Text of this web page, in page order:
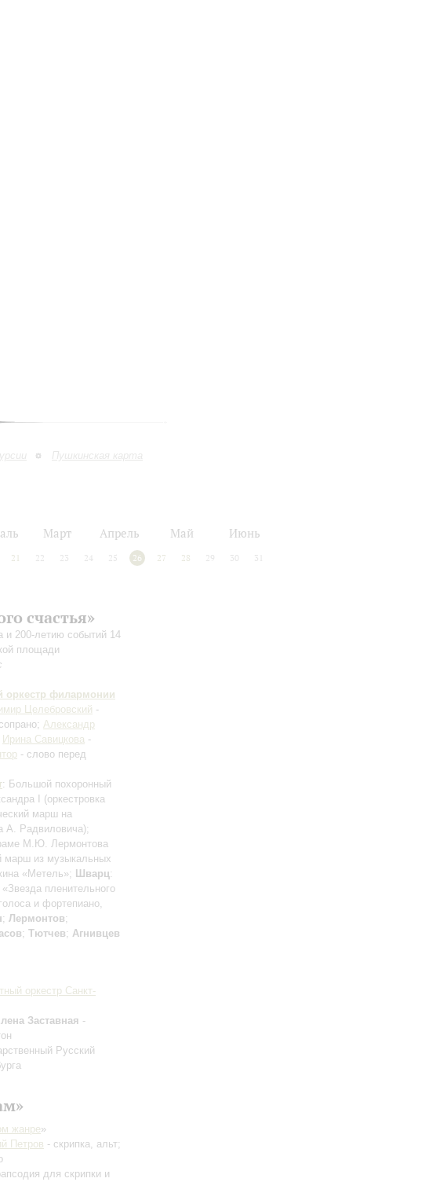
Пушкинская карта
Март Апрель Май Июнь
21 22 23 24 25 26 27 28 29 30 31
счастья»
и 200-летию событий 14
площади
оркестр филармонии
Целебровский -
Александр
Ирина Савицкова -
- слово перед
: Большой похоронный
I (оркестровка
марш на
А. Радвиловича);
М.Ю. Лермонтова
марш из музыкальных
«Метель»; Шварц:
пленительного
и фортепиано,
; Лермонтов;
; Тютчев; Агнивцев
оркестр Санкт-
Заставная -
Русский
жанре»
Петров - скрипка, альт;
для скрипки и